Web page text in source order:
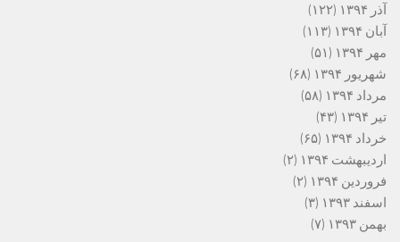
آذر ۱۳۹۴
(۱۲۲)
آبان ۱۳۹۴
(۱۱۳)
مهر ۱۳۹۴
(۵۱)
شهریور ۱۳۹۴
(۶۸)
مرداد ۱۳۹۴
(۵۸)
تیر ۱۳۹۴
(۴۳)
خرداد ۱۳۹۴
(۶۵)
اردیبهشت ۱۳۹۴
(۲)
فروردین ۱۳۹۴
(۲)
اسفند ۱۳۹۳
(۳)
بهمن ۱۳۹۳
(۷)